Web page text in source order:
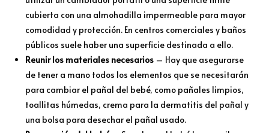
cubierta con una almohadilla impermeable para mayor
comodidad y protección. En centros comerciales y baños
públicos suele haber una superficie destinada a ello.
Reunir los materiales necesarios – Hay que asegurarse
de tener a mano todos los elementos que se necesitarán
para cambiar el pañal del bebé, como pañales limpios,
toallitas húmedas, crema para la dermatitis del pañal y
una bolsa para desechar el pañal usado.